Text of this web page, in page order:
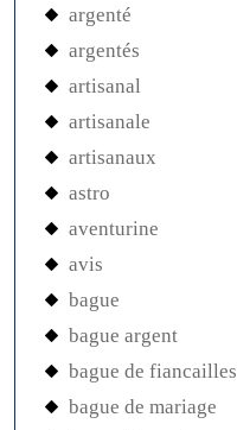
argenté
argentés
artisanal
artisanale
artisanaux
astro
aventurine
avis
bague
bague argent
bague de fiancailles
bague de mariage